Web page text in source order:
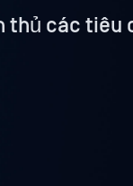
thủ các tiêu